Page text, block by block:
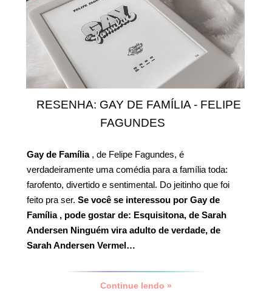
RESENHA: GAY DE FAMÍLIA - FELIPE
FAGUNDES
Gay de Família, de Felipe Fagundes, é
verdadeiramente uma comédia para a família toda:
farofento, divertido e sentimental. Do jeitinho que foi
feito pra ser. Se você se interessou por Gay de
Família , pode gostar de: Esquisitona, de Sarah
Andersen Ninguém vira adulto de verdade, de
Sarah Andersen Vermel…
Continue lendo »